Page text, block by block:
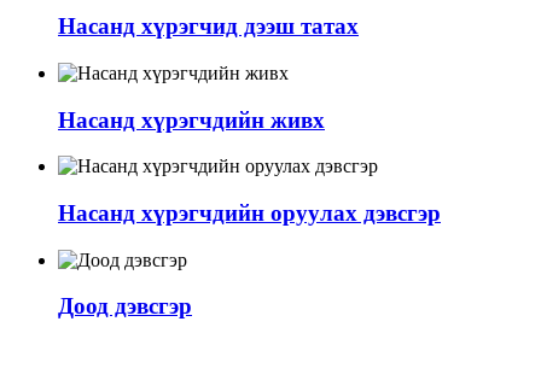
Насанд хүрэгчид дээш татах
Насанд хүрэгчдийн живх
Насанд хүрэгчдийн оруулах дэвсгэр
Доод дэвсгэр